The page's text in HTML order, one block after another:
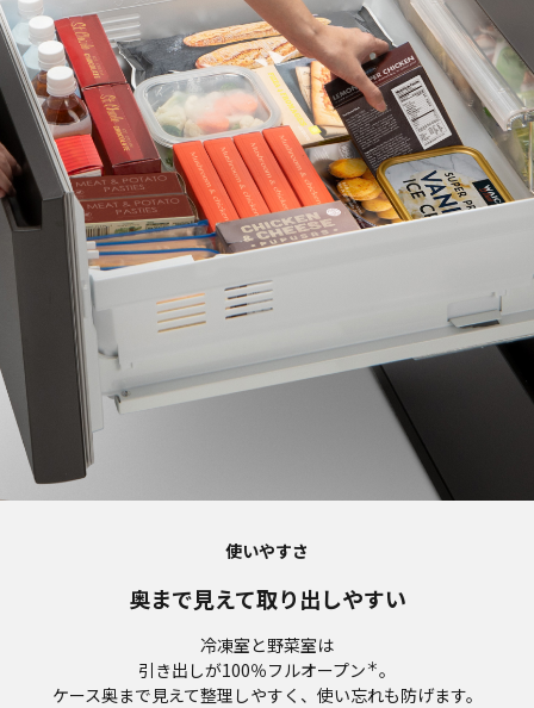
使いやすさ
奥まで見えて取り出しやすい
冷凍室と野菜室は
引き出しが100％フルオープン ＊。
ケース奥まで見えて整理しやすく、使い忘れも防げます。